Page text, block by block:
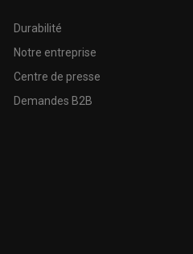
Durabilité
Notre entreprise
Centre de presse
Demandes B2B